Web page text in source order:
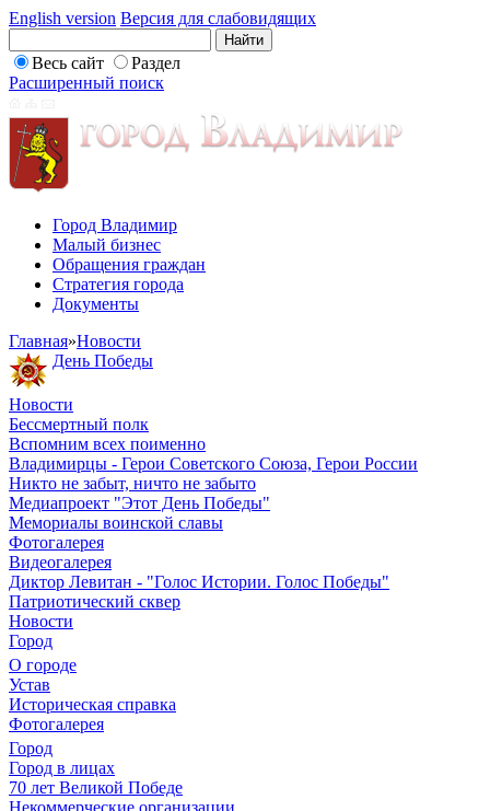
English version Версия для слабовидящих
Весь сайт
Раздел
Расширенный поиск
Город Владимир
Малый бизнес
Обращения граждан
Стратегия города
Документы
Главная»Новости
День Победы
Новости
Бессмертный полк
Вспомним всех поименно
Владимирцы - Герои Советского Союза, Герои России
Никто не забыт, ничто не забыто
Медиапроект "Этот День Победы"
Мемориалы воинской славы
Фотогалерея
Видеогалерея
Диктор Левитан - "Голос Истории. Голос Победы"
Патриотический сквер
Новости
Город
О городе
Устав
Историческая справка
Фотогалерея
Город
Город в лицах
70 лет Великой Победе
Некоммерческие организации